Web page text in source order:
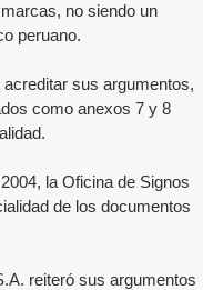
no siendo un
peruano.
sus argumentos,
como anexos 7 y 8
la Oficina de Signos
de los documentos
reiteró sus argumentos